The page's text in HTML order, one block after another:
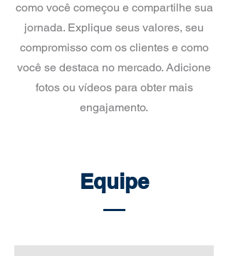
como você começou e compartilhe sua
jornada. Explique seus valores, seu
compromisso com os clientes e como
você se destaca no mercado. Adicione
fotos ou vídeos para obter mais
engajamento.
Equipe